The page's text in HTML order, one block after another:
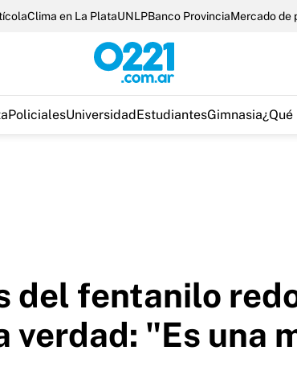
Clima en La PlataUNLPBanco ProvinciaMercado de
PolicialesUniversidadEstudiantesGimnasia¿Qué
del fentanilo
"Es una